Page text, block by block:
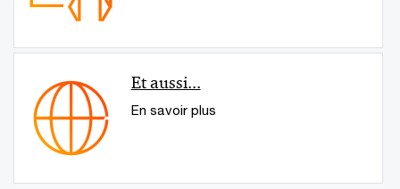
Et aussi...
En savoir plus